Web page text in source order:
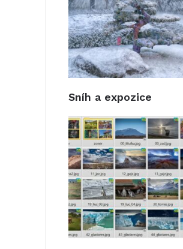
Sníh a expozice